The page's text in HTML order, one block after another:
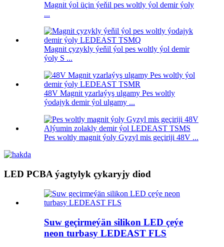
Magnit ýol üçin ýeňil pes woltly ýol demir ýoly
...
Magnit çyzykly ýeňil ýol pes woltly ýol demir
ýoly S ...
48V Magnit yzarlaýyş ulgamy Pes woltly
ýodajyk demir ýol ulgamy ...
Pes woltly magnit ýoly Gyzyl mis geçiriji 48V ...
LED PCBA ýagtylyk çykaryjy diod
Suw geçirmeýän silikon LED çeýe
neon turbasy LEDEAST FLS